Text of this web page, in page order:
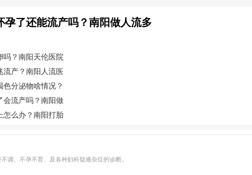
孕了还能流产吗？南阳做人流多
吗？南阳天伦医院
流产？南阳人流医
色分泌物啥情况？
会流产吗？南阳做
怎么办？南阳打胎
调、不孕不育、及各种妇科疑难杂症的诊断。